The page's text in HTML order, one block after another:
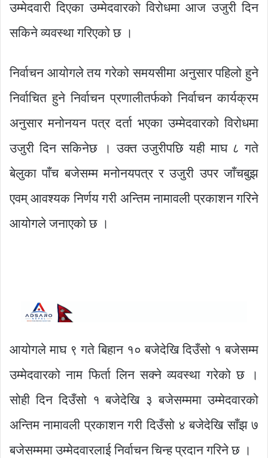
उम्मेदवारी दिएका उम्मेदवारको विरोधमा आज उजुरी दिन
सकिने व्यवस्था गरिएको छ ।
निर्वाचन आयोगले तय गरेको समयसीमा अनुसार पहिलो हुने
निर्वाचित हुने निर्वाचन प्रणालीतर्फको निर्वाचन कार्यक्रम
अनुसार मनोनयन पत्र दर्ता भएका उम्मेदवारको विरोधमा
उजुरी दिन सकिनेछ । उक्त उजुरीपछि यही माघ ८ गते
बेलुका पाँच बजेसम्म मनोनयपत्र र उजुरी उपर जाँचबुझ
एवम् आवश्यक निर्णय गरी अन्तिम नामावली प्रकाशन गरिने
आयोगले जनाएको छ ।
आयोगले माघ ९ गते बिहान १० बजेदेखि दिउँसो १ बजेसम्म
उम्मेदवारको नाम फिर्ता लिन सक्ने व्यवस्था गरेको छ ।
सोही दिन दिउँसो १ बजेदेखि ३ बजेसम्ममा उम्मेदवारको
अन्तिम नामावली प्रकाशन गरी दिउँसो ४ बजेदेखि साँझ ७
बजेसम्ममा उम्मेदवारलाई निर्वाचन चिन्ह प्रदान गरिने छ ।